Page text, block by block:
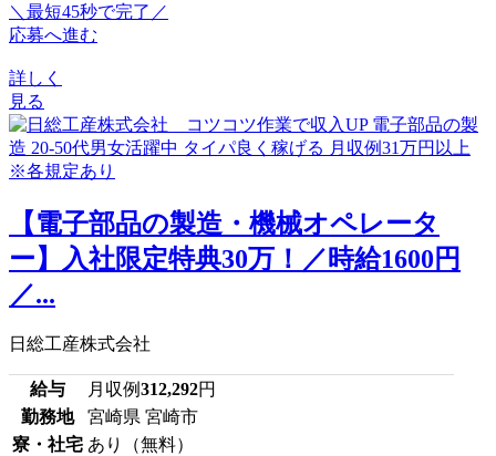
＼最短45秒で完了／
応募へ進む
詳しく
見る
【電子部品の製造・機械オペレータ
ー】入社限定特典30万！／時給1600円
／...
日総工産株式会社
給与 月収例312,292円
勤務地
宮崎県 宮崎市
寮・社宅 あり（無料）